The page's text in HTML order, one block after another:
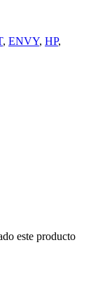
, ENVY, HP,
este producto